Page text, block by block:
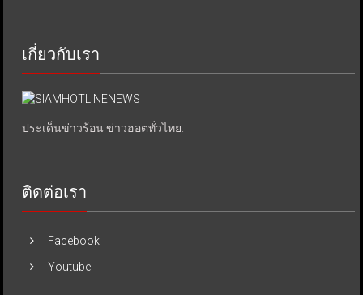
เกี่ยวกับเรา
ประเด็นข่าวร้อน ข่าวฮอตทั่วไทย.
ติดต่อเรา
Facebook
Youtube